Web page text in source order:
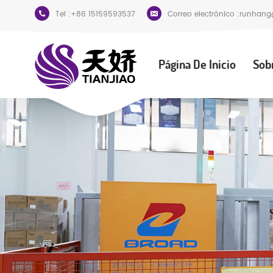
Tel :+86 15159593537 Correo electrónico :
Página De Inicio